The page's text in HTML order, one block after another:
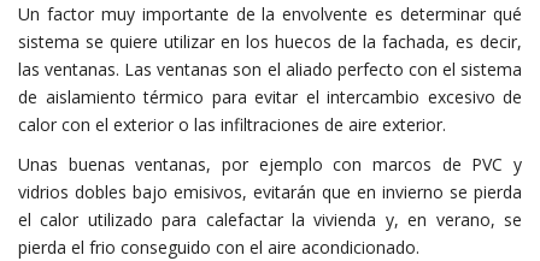
Un factor muy importante de la envolvente es determinar qué
sistema se quiere utilizar en los huecos de la fachada, es decir,
las ventanas. Las ventanas son el aliado perfecto con el sistema
de aislamiento térmico para evitar el intercambio excesivo de
calor con el exterior o las infiltraciones de aire exterior.
Unas buenas ventanas, por ejemplo con marcos de PVC y
vidrios dobles bajo emisivos, evitarán que en invierno se pierda
el calor utilizado para calefactar la vivienda y, en verano, se
pierda el frio conseguido con el aire acondicionado.